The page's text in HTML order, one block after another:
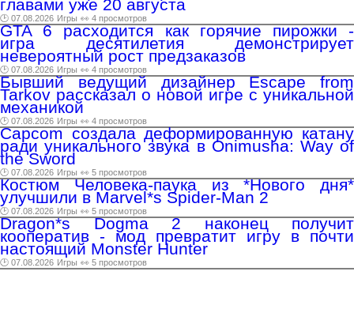
главами уже 20 августа
🕑 07.08.2026 Игры 👀 4 просмотров
GTA 6 расходится как горячие пирожки -
игра десятилетия демонстрирует
невероятный рост предзаказов
🕑 07.08.2026 Игры 👀 4 просмотров
Бывший ведущий дизайнер Escape from
Tarkov рассказал о новой игре с уникальной
механикой
🕑 07.08.2026 Игры 👀 4 просмотров
Capcom создала деформированную катану
ради уникального звука в Onimusha: Way of
the Sword
🕑 07.08.2026 Игры 👀 5 просмотров
Костюм Человека-паука из *Нового дня*
улучшили в Marvel*s Spider-Man 2
🕑 07.08.2026 Игры 👀 5 просмотров
Dragon*s Dogma 2 наконец получит
кооператив - мод превратит игру в почти
настоящий Monster Hunter
🕑 07.08.2026 Игры 👀 5 просмотров